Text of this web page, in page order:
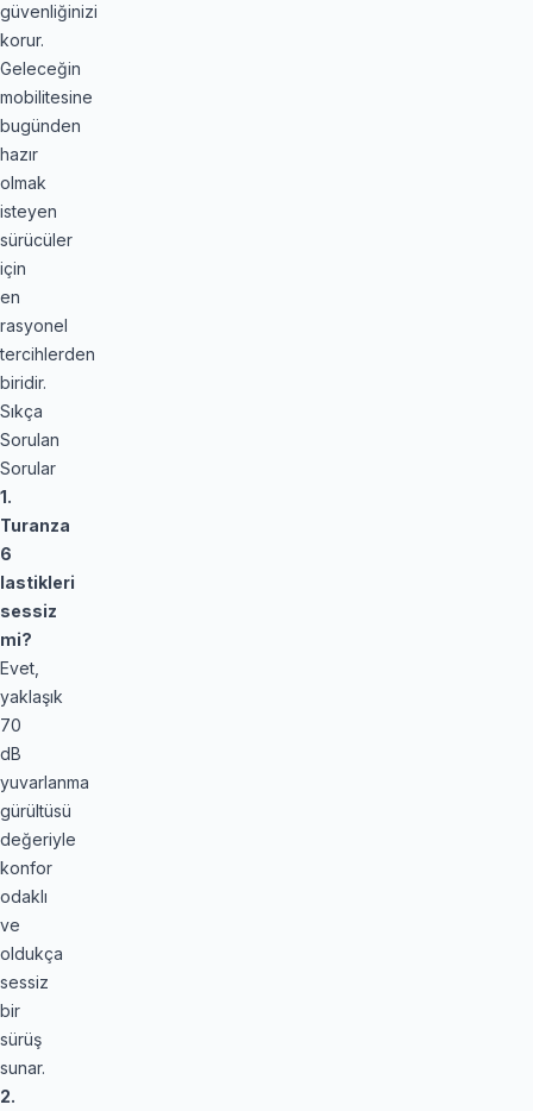
güvenliğinizi
korur.
Geleceğin
mobilitesine
bugünden
hazır
olmak
isteyen
sürücüler
için
en
rasyonel
tercihlerden
biridir.
Sıkça
Sorulan
Sorular
1.
Turanza
6
lastikleri
sessiz
mi?
Evet,
yaklaşık
70
dB
yuvarlanma
gürültüsü
değeriyle
konfor
odaklı
ve
oldukça
sessiz
bir
sürüş
sunar.
2.